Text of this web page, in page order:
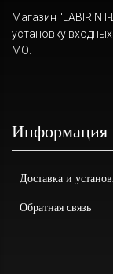
Магазин
установку
МО.
Информация
Доставка и
Обратная связь